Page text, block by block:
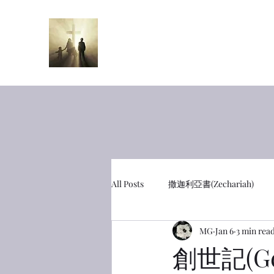
All Posts 撒迦利亞書(Zechariah)
彼得前書(1 Peter) 利未記
創世記
MG Jan 6 3 min